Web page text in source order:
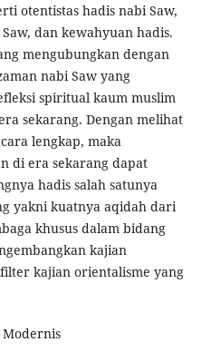
otentistas hadis nabi Saw,
dan kewahyuan hadis.
mengubungkan dengan
nabi Saw yang
spiritual kaum muslim
sekarang. Dengan melihat
lengkap, maka
di era sekarang dapat
hadis salah satunya
yakni kuatnya aqidah dari
khusus dalam bidang
kajian
kajian orientalisme yang